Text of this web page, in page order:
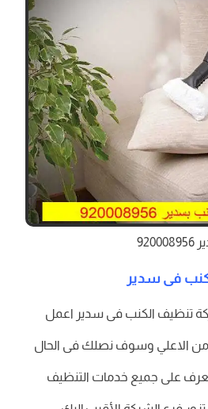
فى سدير
تنظيف الكنب فى سدير اعمل
الاعلي وسوف نصلك فى الحال
على جميع خدمات التنظيف